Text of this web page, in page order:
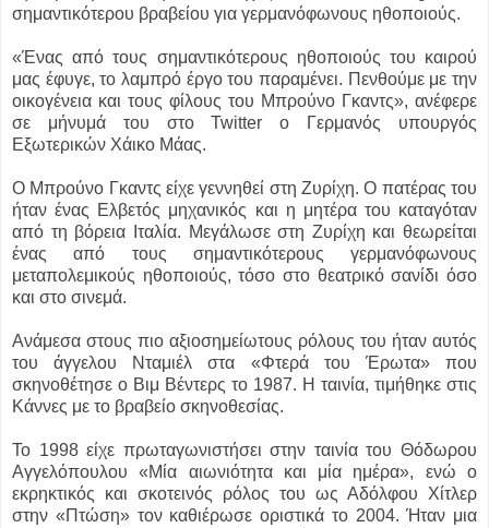
σημαντικότερου βραβείου για γερμανόφωνους ηθοποιούς.
«Ένας από τους σημαντικότερους ηθοποιούς του καιρού
μας έφυγε, το λαμπρό έργο του παραμένει. Πενθούμε με την
οικογένεια και τους φίλους του Μπρούνο Γκαντς», ανέφερε
σε μήνυμά του στο Twitter ο Γερμανός υπουργός
Εξωτερικών Χάικο Μάας.
Ο Μπρούνο Γκαντς είχε γεννηθεί στη Ζυρίχη. Ο πατέρας του
ήταν ένας Ελβετός μηχανικός και η μητέρα του καταγόταν
από τη βόρεια Ιταλία. Μεγάλωσε στη Ζυρίχη και θεωρείται
ένας από τους σημαντικότερους γερμανόφωνους
μεταπολεμικούς ηθοποιούς, τόσο στο θεατρικό σανίδι όσο
και στο σινεμά.
Ανάμεσα στους πιο αξιοσημείωτους ρόλους του ήταν αυτός
του άγγελου Νταμιέλ στα «Φτερά του Έρωτα» που
σκηνοθέτησε ο Βιμ Βέντερς το 1987. Η ταινία, τιμήθηκε στις
Κάννες με το βραβείο σκηνοθεσίας.
Το 1998 είχε πρωταγωνιστήσει στην ταινία του Θόδωρου
Αγγελόπουλου «Μία αιωνιότητα και μία ημέρα», ενώ ο
εκρηκτικός και σκοτεινός ρόλος του ως Αδόλφου Χίτλερ
στην «Πτώση» τον καθιέρωσε οριστικά το 2004. Ήταν μια